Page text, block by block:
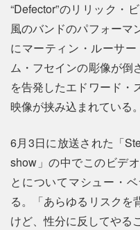
“Defector”のリリック・
風のバンドのパフォーマ
にマーティン・ルーサ
ム・フセインの彫像が倒
を告発したエドワード・
映像が挟み込まれている。
6月3日に放送された「
show」の中でこのビデ
とについてマシュー・
る。「あらゆるリスクを
けど、性分に反してやる